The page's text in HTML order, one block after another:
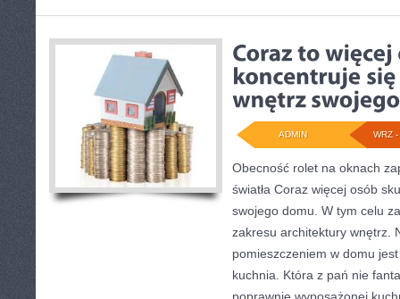
WRZ
ADMIN
Obecność rolet na oknach
światła Coraz więcej osób
swojego domu. W tym celu
zakresu architektury wnętrz.
pomieszczeniem w domu
kuchnia. Która z pań nie